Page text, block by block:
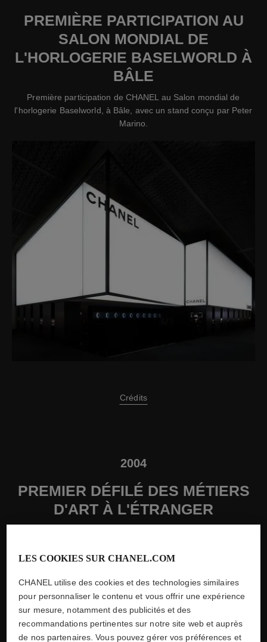
PREMIÈRE PARTICIPATION AU
SALON MONDIAL DE
L'HORLOGERIE BASELWORLD À
BÂLE
Première participation de CHANEL au Salon mondial de
l'horlogerie Baselworld, à Bâle, avec un stand conçu par Peter
Marino.
Crédits
2004
PREMIER DÉFILÉ DES MÉTIERS
D'ART À L'ÉTRANGER
flagship de CHANEL à Ginza, à Tokyo.
LES COOKIES SUR CHANEL.COM
CHANEL utilise des cookies et des technologies similaires
pour personnaliser le contenu et vous offrir une expérience
sur mesure, notamment des publicités et des
recommandations pertinentes sur notre site web et auprès
de nos partenaires. Vous pouvez gérer vos préférences et